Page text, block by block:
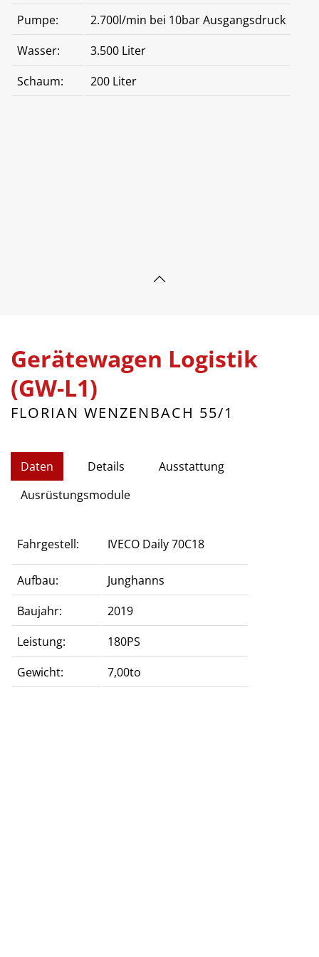
Pumpe:
2.700l/min bei 10bar Ausgangsdruck
Wasser:
3.500 Liter
Schaum:
200 Liter
Gerätewagen Logistik
(GW-L1)
FLORIAN WENZENBACH 55/1
Daten Details
Ausstattung
Ausrüstungsmodule
Fahrgestell: IVECO Daily 70C18
Aufbau:
Junghanns
Baujahr:
2019
Leistung:
180PS
Gewicht:
7,00to